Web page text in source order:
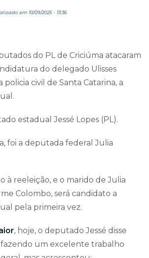
em 10/09/2025 - 13:36
do PL de Criciúma atacaram
do delegado Ulisses
policia civil de Santa Catarina, a
estadual Jessé Lopes (PL).
foi a deputada federal Julia
à reeleição, e o marido de Julia
Colombo, será candidato a
pela primeira vez.
, hoje, o deputado Jessé disse
fazendo um excelente trabalho